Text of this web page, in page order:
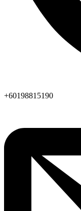
+60198815190